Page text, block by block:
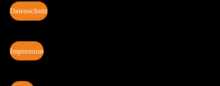
Datenschutz
Impressum